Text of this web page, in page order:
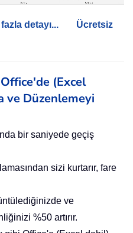
detayı...
Ücretsiz
(Excel
ve Düzenlemeyi
bir saniyede geçiş
sizi kurtarır, fare
ve
%50 artırır.